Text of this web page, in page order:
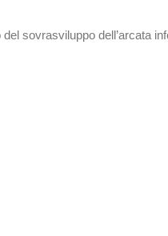
sovrasviluppo dell’arcata